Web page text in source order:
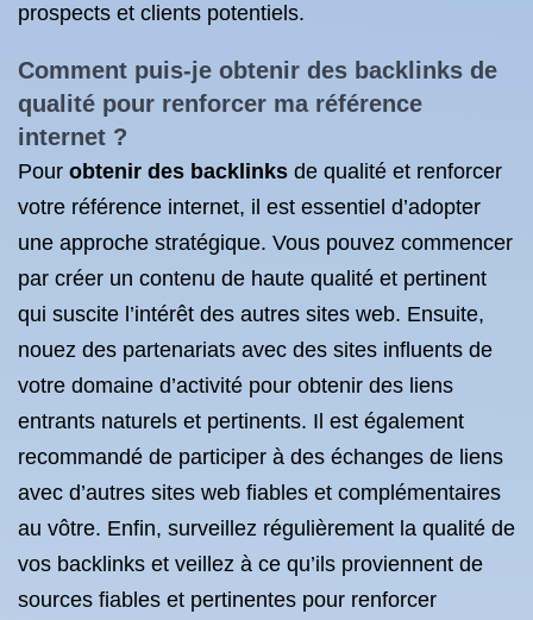
prospects et clients potentiels.
Comment puis-je obtenir des backlinks de
qualité pour renforcer ma référence
internet ?
Pour obtenir des backlinks de qualité et renforcer
votre référence internet, il est essentiel d’adopter
une approche stratégique. Vous pouvez commencer
par créer un contenu de haute qualité et pertinent
qui suscite l’intérêt des autres sites web. Ensuite,
nouez des partenariats avec des sites influents de
votre domaine d’activité pour obtenir des liens
entrants naturels et pertinents. Il est également
recommandé de participer à des échanges de liens
avec d’autres sites web fiables et complémentaires
au vôtre. Enfin, surveillez régulièrement la qualité de
vos backlinks et veillez à ce qu’ils proviennent de
sources fiables et pertinentes pour renforcer